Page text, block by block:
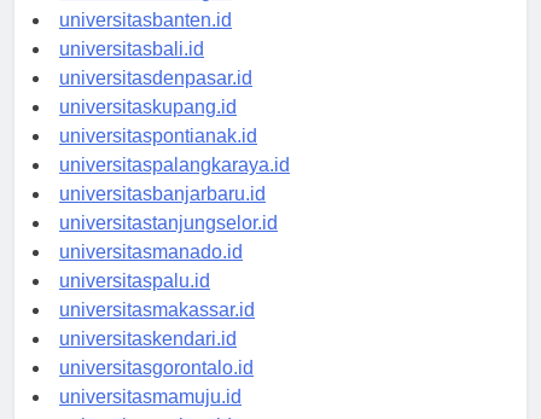
universitasserang.id
universitasbanten.id
universitasbali.id
universitasdenpasar.id
universitaskupang.id
universitaspontianak.id
universitaspalangkaraya.id
universitasbanjarbaru.id
universitastanjungselor.id
universitasmanado.id
universitaspalu.id
universitasmakassar.id
universitaskendari.id
universitasgorontalo.id